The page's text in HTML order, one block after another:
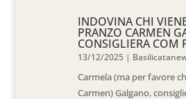
INDOVINA CHI
PRANZO CARMEN
CONSIGLIERA COM
13/12/2025 |
Carmela (ma per favore
Carmen) Galgano,